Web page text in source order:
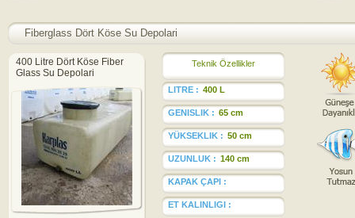
Fiberglass Dört Köse Su Depolari
400 Litre Dört Köse Fiber
Glass Su Depolari
Teknik Özellikler
LITRE : 400 L
GENISLIK : 65 cm
YÜKSEKLIK : 50 cm
UZUNLUK : 140 cm
KAPAK ÇAPI :
ET KALINLIGI :